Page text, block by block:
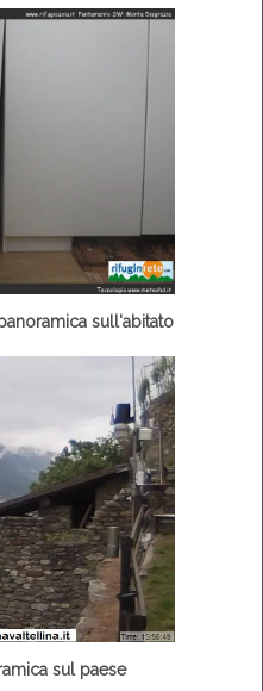
sull'abitato
sul paese